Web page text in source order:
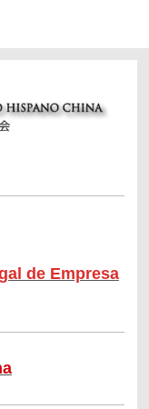
de Empresa